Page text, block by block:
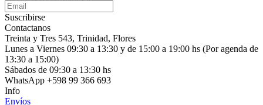
Suscribirse
Contactanos
Treinta y Tres 543, Trinidad, Flores
Lunes a Viernes 09:30 a 13:30 y de 15:00 a 19:00 hs (Por agenda de
13:30 a 15:00)
Sábados de 09:30 a 13:30 hs
WhatsApp +598 99 366 693
Info
Envíos